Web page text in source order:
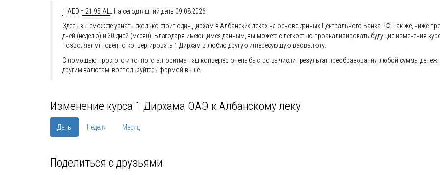
1 AED = 21.95 ALL На сегодняшний день 09.08.2026
Здесь вы сможете узнать сколько стоит один Дирхам в Албанских леках на основе данных Центрального Банка РФ. Так же, ниже
дней (неделю) и 30 дней (месяц). Благодаря имеющимся данным, вы можете с легкостью проанализировать будущие изменения
позволяет мгновенно конвертировать 1 Дирхам в любую другую интересующую вас валюту.
С помощью простого и точного алгоритма наш конвертер очень быстро вычислит результат преобразования любой суммы
другим валютам, воспользуйтесь формой выше.
Изменение курса 1 Дирхама ОАЭ к Албанскому леку
День Неделя Месяц
Поделиться с друзьями